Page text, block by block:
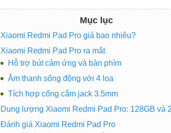
Mục lục
Xiaomi Redmi Pad Pro giá bao nhiêu?
Xiaomi Redmi Pad Pro ra mắt
Hỗ trợ bút cảm ứng và bàn phím
Âm thanh sống động với 4 loa
Tích hợp cổng cắm jack 3.5mm
Dung lượng Xiaomi Redmi Pad Pro: 128GB và
Đánh giá Xiaomi Redmi Pad Pro